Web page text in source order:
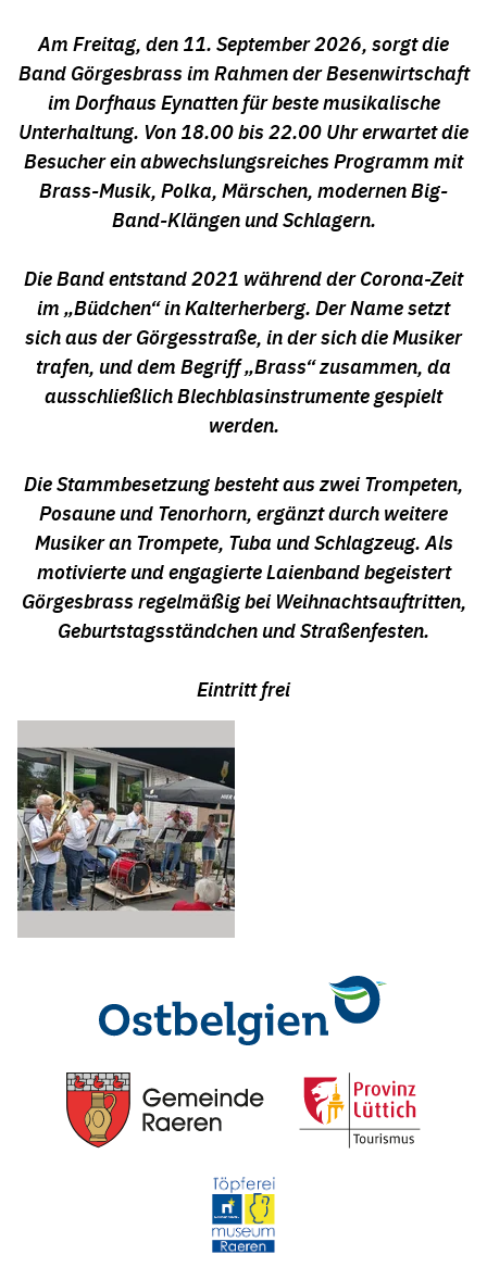
Am Freitag, den 11. September 2026, sorgt die
Band Görgesbrass im Rahmen der Besenwirtschaft
im Dorfhaus Eynatten für beste musikalische
Unterhaltung. Von 18.00 bis 22.00 Uhr erwartet die
Besucher ein abwechslungsreiches Programm mit
Brass-Musik, Polka, Märschen, modernen Big-
Band-Klängen und Schlagern.
Die Band entstand 2021 während der Corona-Zeit
im „Büdchen“ in Kalterherberg. Der Name setzt
sich aus der Görgesstraße, in der sich die Musiker
trafen, und dem Begriff „Brass“ zusammen, da
ausschließlich Blechblasinstrumente gespielt
werden.
Die Stammbesetzung besteht aus zwei Trompeten,
Posaune und Tenorhorn, ergänzt durch weitere
Musiker an Trompete, Tuba und Schlagzeug. Als
motivierte und engagierte Laienband begeistert
Görgesbrass regelmäßig bei Weihnachtsauftritten,
Geburtstagsständchen und Straßenfesten.
Eintritt frei